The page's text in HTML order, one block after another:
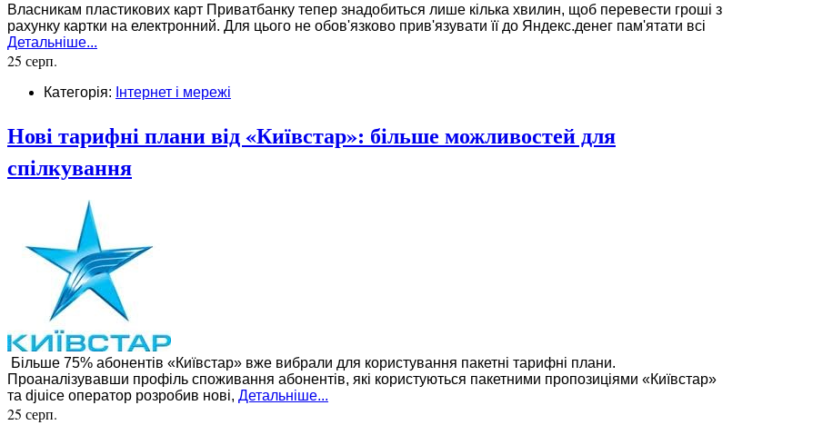
Власникам пластикових карт Приватбанку тепер знадобиться лише кілька хвилин, щоб перевести гроші з
рахунку картки на електронний. Для цього не обов'язково прив'язувати її до Яндекс.денег пам'ятати всі
Детальніше...
25 серп.
Категорія: Інтернет і мережі
Нові тарифні плани від «Київстар»: більше можливостей для
спілкування
Більше 75% абонентів «Київстар» вже вибрали для користування пакетні тарифні плани.
Проаналізувавши профіль споживання абонентів, які користуються пакетними пропозиціями «Київстар»
та djuice оператор розробив нові, Детальніше...
25 серп.